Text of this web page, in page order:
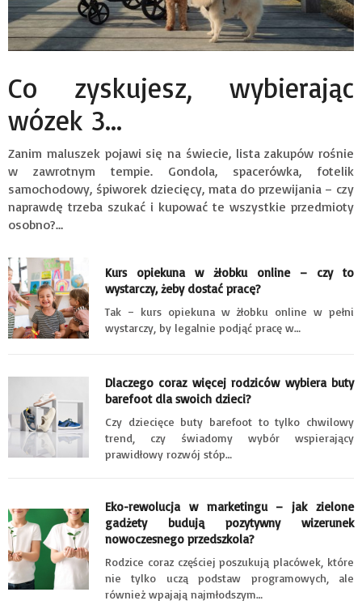
Co zyskujesz, wybierając
wózek 3...
Zanim maluszek pojawi się na świecie, lista zakupów rośnie
w zawrotnym tempie. Gondola, spacerówka, fotelik
samochodowy, śpiworek dziecięcy, mata do przewijania – czy
naprawdę trzeba szukać i kupować te wszystkie przedmioty
osobno?…
Kurs opiekuna w żłobku online – czy to
wystarczy, żeby dostać pracę?
Tak – kurs opiekuna w żłobku online w pełni
wystarczy, by legalnie podjąć pracę w…
Dlaczego coraz więcej rodziców wybiera buty
barefoot dla swoich dzieci?
Czy dziecięce buty barefoot to tylko chwilowy
trend, czy świadomy wybór wspierający
prawidłowy rozwój stóp…
Eko-rewolucja w marketingu – jak zielone
gadżety budują pozytywny wizerunek
nowoczesnego przedszkola?
Rodzice coraz częściej poszukują placówek, które
nie tylko uczą podstaw programowych, ale
również wpajają najmłodszym…